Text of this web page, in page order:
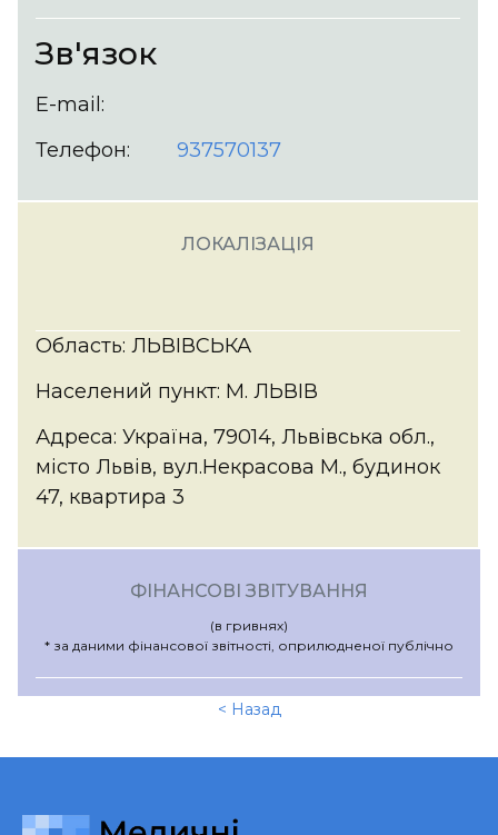
Зв'язок
E-mail:
Телефон:
937570137
ЛОКАЛІЗАЦІЯ
Область: ЛЬВІВСЬКА
Населений пункт: М. ЛЬВІВ
Адреса: Україна, 79014, Львівська обл.,
місто Львів, вул.Некрасова М., будинок
47, квартира 3
ФІНАНСОВІ ЗВІТУВАННЯ
(в гривнях)
* за даними фінансової звітності, оприлюдненої публічно
< Назад